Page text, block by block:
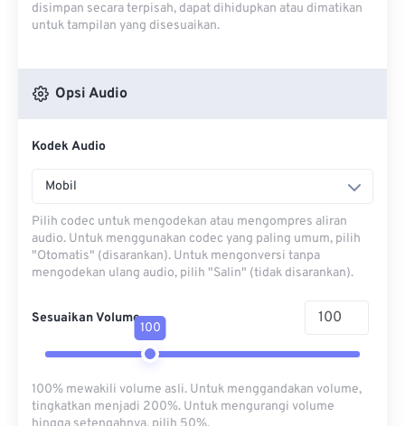
disimpan secara terpisah, dapat dihidupkan atau dimatikan
untuk tampilan yang disesuaikan.
Opsi Audio
Kodek Audio
Mobil
Pilih codec untuk mengodekan atau mengompres aliran
audio. Untuk menggunakan codec yang paling umum, pilih
"Otomatis" (disarankan). Untuk mengonversi tanpa
mengodekan ulang audio, pilih "Salin" (tidak disarankan).
Sesuaikan Volume
100
100% mewakili volume asli. Untuk menggandakan volume,
tingkatkan menjadi 200%. Untuk mengurangi volume